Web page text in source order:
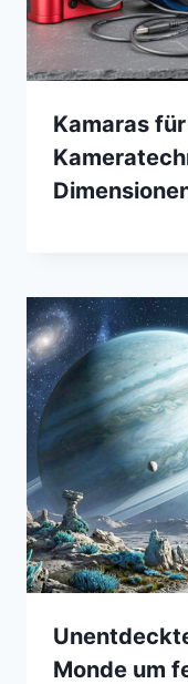
Kamaras
Monde um